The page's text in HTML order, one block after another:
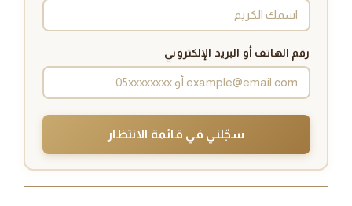
رقم الهاتف أو البريد الإلكتروني
سجّلني في قائمة الانتظار